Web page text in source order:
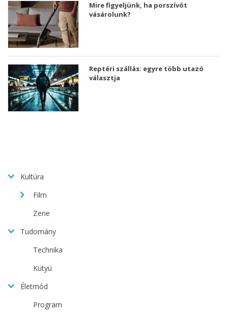
Mire figyeljünk, ha porszívót
vásárolunk?
Reptéri szállás: egyre több utazó
választja
Kultúra
Film
Zene
Tudomány
Technika
Kütyü
Életmód
Program